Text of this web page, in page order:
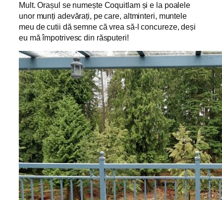
Mult. Orașul se numește Coquitlam și e la poalele
unor munți adevărați, pe care, altminteri, muntele
meu de cutii dă semne că vrea să-l concureze, deși
eu mă împotrivesc din răsputeri!